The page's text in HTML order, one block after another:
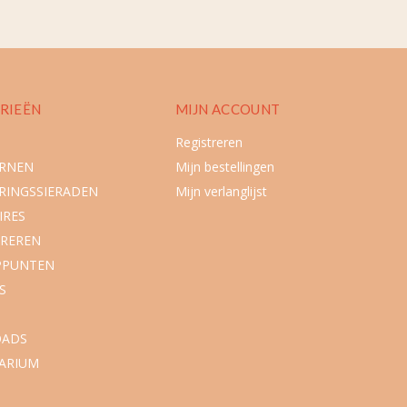
MIJN ACCOUNT
Registreren
Mijn bestellingen
Mijn verlanglijst